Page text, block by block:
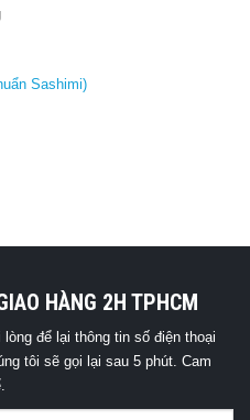
Sashimi)
HÀNG 2H TPHCM
để lại thông tin số điện thoại
tôi sẽ gọi lại sau 5 phút. Cam